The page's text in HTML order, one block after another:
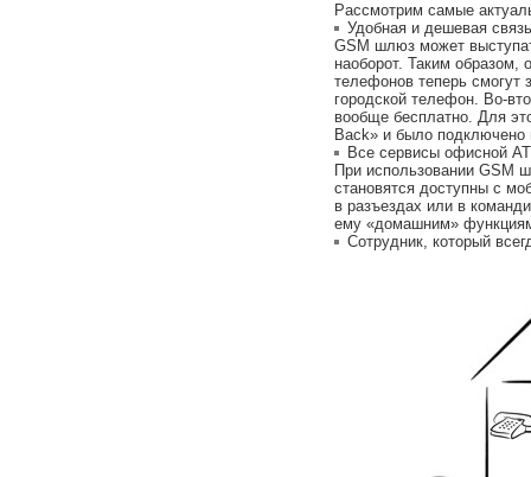
Рассмотрим самые
Удобная и дешевая
GSM шлюз может
наоборот. Таким
телефонов теперь
городской телефон. Во-
вообще бесплатно. Для
Back» и было
Все сервисы офисной
При использовании GSM
становятся доступны с
в разъездах или в
ему «домашним»
Сотрудник, который